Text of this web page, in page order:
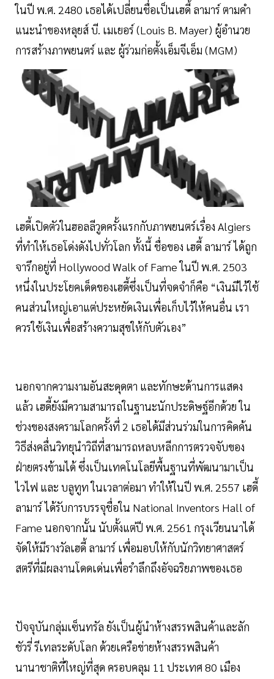
ในปี พ.ศ. 2480 เธอได้เปลี่ยนชื่อเป็นเฮดี้ ลามาร์ ตามคำ
แนะนำของหลุยส์ บี. เมเยอร์ (Louis B. Mayer) ผู้อำนวย
การสร้างภาพยนตร์ และ ผู้ร่วมก่อตั้งเอ็มจีเอ็ม (MGM)
เฮดี้เปิดตัวในฮอลลีวูดครั้งแรกกับภาพยนตร์เรื่อง Algiers
ที่ทำให้เธอโด่งดังไปทั่วโลก ทั้งนี้ ชื่อของ เฮดี้ ลามาร์ ได้ถูก
จารึกอยู่ที่ Hollywood Walk of Fame ในปี พ.ศ. 2503
หนึ่งในประโยคเด็ดของเฮดี้ซึ่งเป็นที่จดจำก็คือ “เงินมีไว้ใช้
คนส่วนใหญ่เอาแต่ประหยัดเงินเพื่อเก็บไว้ให้คนอื่น เรา
ควรใช้เงินเพื่อสร้างความสุขให้กับตัวเอง”
นอกจากความงามอันสะดุดตา และทักษะด้านการแสดง
แล้ว เฮดี้ยังมีความสามารถในฐานะนักประดิษฐ์อีกด้วย ใน
ช่วงของสงครามโลกครั้งที่ 2 เธอได้มีส่วนร่วมในการคิดค้น
วิธีส่งคลื่นวิทยุนำวิถีที่สามารถหลบหลีกการตรวจจับของ
ฝ่ายตรงข้ามได้ ซึ่งเป็นเทคโนโลยีพื้นฐานที่พัฒนามาเป็น
ไวไฟ และ บลูทูท ในเวลาต่อมา ทำให้ในปี พ.ศ. 2557 เฮดี้
ลามาร์ ได้รับการบรรจุชื่อใน National Inventors Hall of
Fame นอกจากนั้น นับตั้งแต่ปี พ.ศ. 2561 กรุงเวียนนาได้
จัดให้มีรางวัลเฮดี้ ลามาร์ เพื่อมอบให้กับนักวิทยาศาสตร์
สตรีที่มีผลงานโดดเด่นเพื่อรำลึกถึงอัจฉริยภาพของเธอ
ปัจจุบันกลุ่มเซ็นทรัล ยังเป็นผู้นำห้างสรรพสินค้าและลัก
ชัวรี่ รีเทลระดับโลก ด้วยเครือข่ายห้างสรรพสินค้า
นานาชาติที่ใหญ่ที่สุด ครอบคลุม 11 ประเทศ 80 เมือง